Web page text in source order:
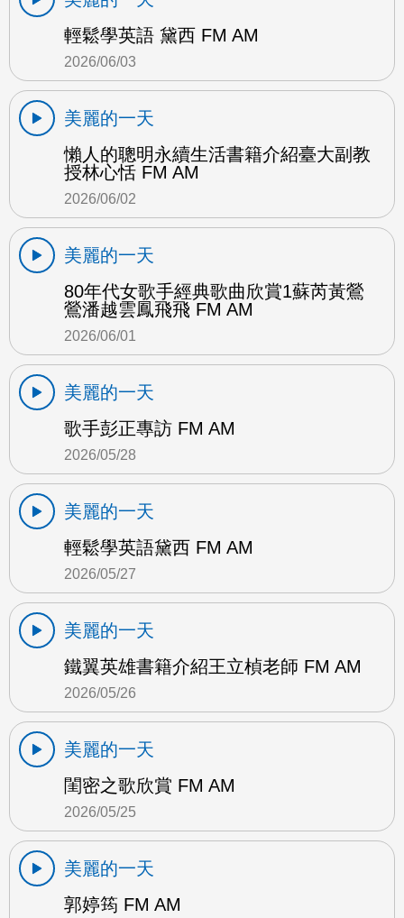
輕鬆學英語 黛西 FM AM
2026/06/03
美麗的一天
懶人的聰明永續生活書籍介紹臺大副教
授林心恬 FM AM
2026/06/02
美麗的一天
80年代女歌手經典歌曲欣賞1蘇芮黃鶯
鶯潘越雲鳳飛飛 FM AM
2026/06/01
美麗的一天
歌手彭正專訪 FM AM
2026/05/28
美麗的一天
輕鬆學英語黛西 FM AM
2026/05/27
美麗的一天
鐵翼英雄書籍介紹王立楨老師 FM AM
2026/05/26
美麗的一天
閨密之歌欣賞 FM AM
2026/05/25
美麗的一天
郭婷筠 FM AM